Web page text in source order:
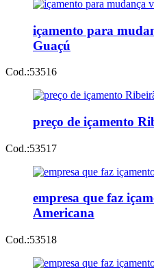
içamento para
Guaçú
Cod.:53516
preço de içamento
Cod.:53517
empresa que faz
Americana
Cod.:53518